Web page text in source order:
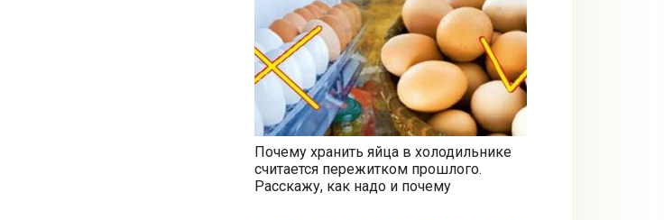
Все
Почему хранить яйца в холодильнике
считается пережитком прошлого.
Расскажу, как надо и почему